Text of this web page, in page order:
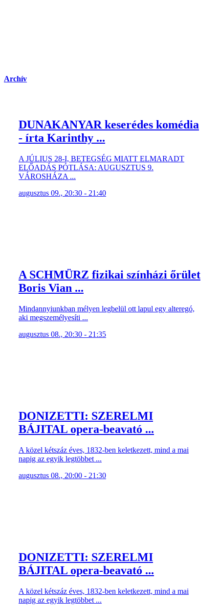
Archív
DUNAKANYAR keserédes komédia
- írta Karinthy ...
A JÚLIUS 28-I, BETEGSÉG MIATT ELMARADT
ELŐADÁS PÓTLÁSA: AUGUSZTUS 9.
VÁROSHÁZA ...
augusztus 09., 20:30 - 21:40
A SCHMÜRZ fizikai színházi őrület
Boris Vian ...
Mindannyiunkban mélyen legbelül ott lapul egy alteregó,
aki megszemélyesíti ...
augusztus 08., 20:30 - 21:35
DONIZETTI: SZERELMI
BÁJITAL opera-beavató ...
A közel kétszáz éves, 1832-ben keletkezett, mind a mai
napig az egyik legtöbbet ...
augusztus 08., 20:00 - 21:30
DONIZETTI: SZERELMI
BÁJITAL opera-beavató ...
A közel kétszáz éves, 1832-ben keletkezett, mind a mai
napig az egyik legtöbbet ...